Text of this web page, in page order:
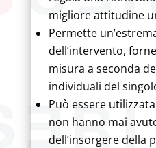
migliore attitudine
Permette
dell’intervento,
misura a seconda
individuali del
Può essere
non hanno mai
dell’insorgere della